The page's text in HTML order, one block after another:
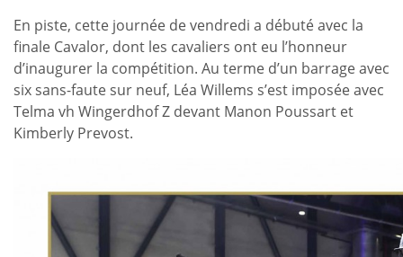
En piste, cette journée de vendredi a débuté avec la
finale Cavalor, dont les cavaliers ont eu l’honneur
d’inaugurer la compétition. Au terme d’un barrage avec
six sans-faute sur neuf, Léa Willems s’est imposée avec
Telma vh Wingerdhof Z devant Manon Poussart et
Kimberly Prevost.